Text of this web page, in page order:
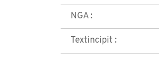
NGA :
Textincipit :